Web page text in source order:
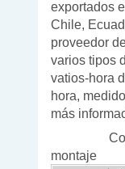
exportados
Chile,
proveedor
varios tipos
vatios-hora
hora,
más